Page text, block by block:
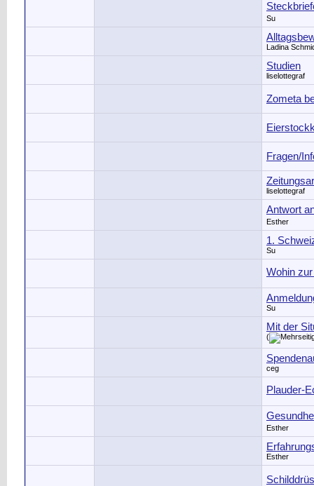
Su
Ladina
Studien
liselottegraf
Zometa
Fragen/
liselottegraf
Antwort
Esther
1.
Su
Wohin
Su
Mit der
(
ceg
Plauder-
Esther
Esther